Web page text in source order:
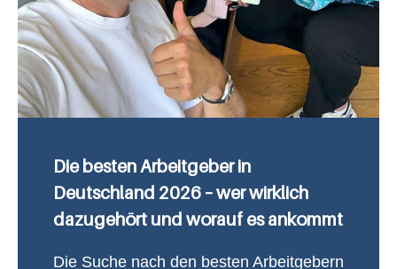
Die besten Arbeitgeber in
Deutschland 2026 – wer wirklich
dazugehört und worauf es ankommt
Die Suche nach den besten Arbeitgebern